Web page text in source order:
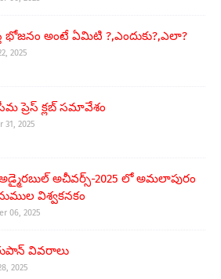
భోజనం అంటే ఏమిటి ?,ఎందుకు?,ఎలా?
2025
ప్రెస్ క్లబ్ సమావేశం
31, 2025
అచీవర్స్-2025 లో అమలాపురం
విశ్వకనకం
06, 2025
వివరాలు
2025